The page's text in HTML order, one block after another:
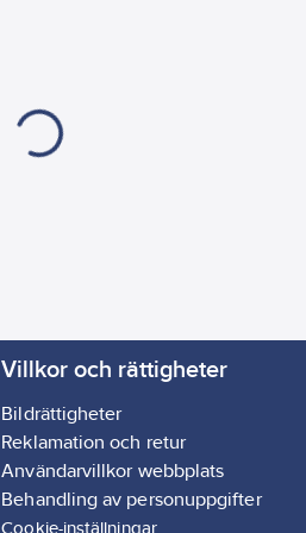
Villkor och rättigheter
Bildrättigheter
Reklamation och retur
Användarvillkor webbplats
Behandling av personuppgifter
Cookie-inställningar